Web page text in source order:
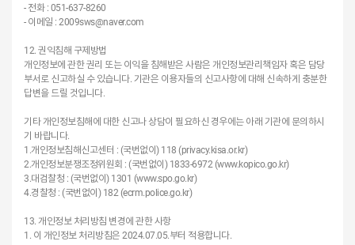
- 전화 : 051-637-8260
- 이메일 : 2009sws@naver.com
12. 권익침해 구제방법
개인정보에 관한 권리 또는 이익을 침해받은 사람은 개인정보관리책임자 혹은 담당
부서로 신고하실 수 있습니다. 기관은 이용자들의 신고사항에 대해 신속하게 충분한
답변을 드릴 것입니다.
기타 개인정보침해에 대한 신고나 상담이 필요하신 경우에는 아래 기관에 문의하시
기 바랍니다.
1.개인정보침해신고센터 : (국번없이) 118 (privacy.kisa.or.kr)
2.개인정보분쟁조정위원회 : (국번없이) 1833-6972 (www.kopico.go.kr)
3.대검찰청 : (국번없이) 1301 (www.spo.go.kr)
4.경찰청 : (국번없이) 182 (ecrm.police.go.kr)
13. 개인정보 처리방침 변경에 관한 사항
1. 이 개인정보 처리방침은 2024.07.05.부터 적용합니다.